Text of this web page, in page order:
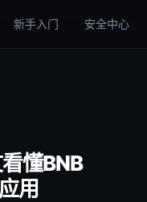
新手入门 安全中心
懂BNB
用